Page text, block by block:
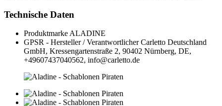
Technische Daten
Produktmarke ALADINE
GPSR - Hersteller / Verantwortlicher Carletto Deutschland
GmbH, Kressengartenstraße 2, 90402 Nürnberg, DE,
+49607437040562, info@carletto.de